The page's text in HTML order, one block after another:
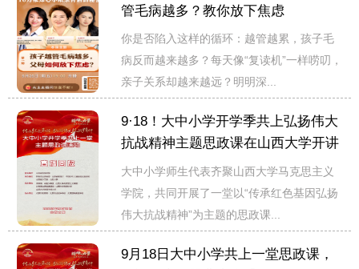
管毛病越多？教你放下焦虑
你是否陷入这样的循环：越管越累，孩子毛
病反而越来越多？每天像“复读机”一样唠叨，
亲子关系却越来越远？明明深...
9·18！大中小学开学季共上弘扬伟大
抗战精神主题思政课在山西大学开讲
大中小学师生代表齐聚山西大学马克思主义
学院，共同开展了一堂以“传承红色基因弘扬
伟大抗战精神”为主题的思政课...
9月18日大中小学共上一堂思政课，